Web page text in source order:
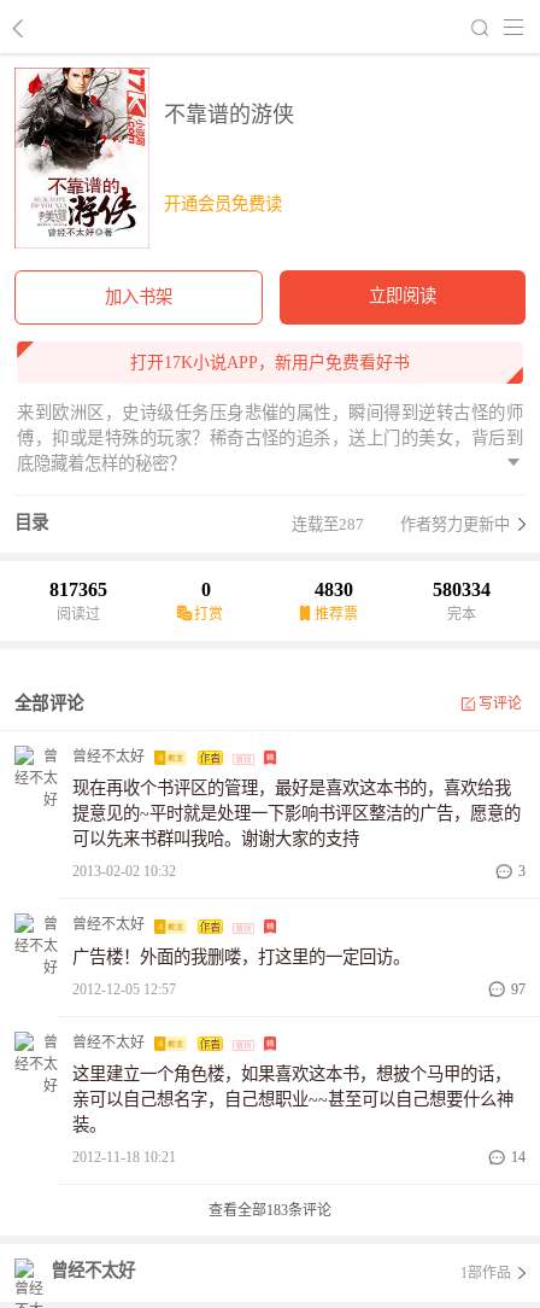
不靠谱的游侠
开通会员免费读
加入书架 立即阅读
打开17K小说APP，新用户免费看好书
来到欧洲区，史诗级任务压身悲催的属性，瞬间得到逆转古怪的师
傅，抑或是特殊的玩家？稀奇古怪的追杀，送上门的美女，背后到
底隐藏着怎样的秘密？
目录 连载至287 作者努力更新中
817365
阅读过
0
打赏
4830
推荐票
580334
完本
全部评论 写评论
曾经不太好
现在再收个书评区的管理，最好是喜欢这本书的，喜欢给我
提意见的~平时就是处理一下影响书评区整洁的广告，愿意的
可以先来书群叫我哈。谢谢大家的支持
2013-02-02 10:32 3
曾经不太好
广告楼！外面的我删喽，打这里的一定回访。
2012-12-05 12:57 97
曾经不太好
这里建立一个角色楼，如果喜欢这本书，想披个马甲的话，
亲可以自己想名字，自己想职业~~甚至可以自己想要什么神
装。
2012-11-18 10:21 14
查看全部183条评论
曾经不太好 1部作品